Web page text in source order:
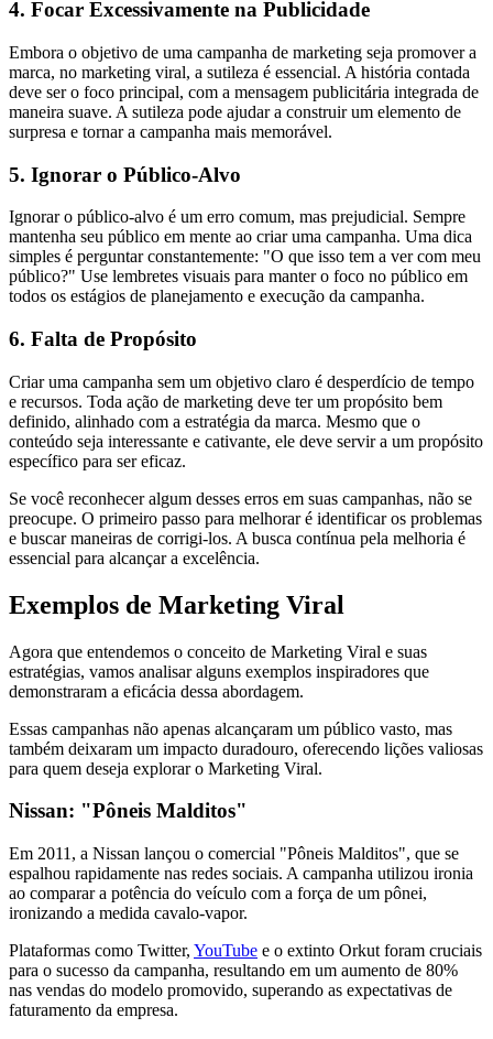
4. Focar Excessivamente na Publicidade
Embora o objetivo de uma campanha de marketing seja promover a
marca, no marketing viral, a sutileza é essencial. A história contada
deve ser o foco principal, com a mensagem publicitária integrada de
maneira suave. A sutileza pode ajudar a construir um elemento de
surpresa e tornar a campanha mais memorável.
5. Ignorar o Público-Alvo
Ignorar o público-alvo é um erro comum, mas prejudicial. Sempre
mantenha seu público em mente ao criar uma campanha. Uma dica
simples é perguntar constantemente: "O que isso tem a ver com meu
público?" Use lembretes visuais para manter o foco no público em
todos os estágios de planejamento e execução da campanha.
6. Falta de Propósito
Criar uma campanha sem um objetivo claro é desperdício de tempo
e recursos. Toda ação de marketing deve ter um propósito bem
definido, alinhado com a estratégia da marca. Mesmo que o
conteúdo seja interessante e cativante, ele deve servir a um propósito
específico para ser eficaz.
Se você reconhecer algum desses erros em suas campanhas, não se
preocupe. O primeiro passo para melhorar é identificar os problemas
e buscar maneiras de corrigi-los. A busca contínua pela melhoria é
essencial para alcançar a excelência.
Exemplos de Marketing Viral
Agora que entendemos o conceito de Marketing Viral e suas
estratégias, vamos analisar alguns exemplos inspiradores que
demonstraram a eficácia dessa abordagem.
Essas campanhas não apenas alcançaram um público vasto, mas
também deixaram um impacto duradouro, oferecendo lições valiosas
para quem deseja explorar o Marketing Viral.
Nissan: "Pôneis Malditos"
Em 2011, a Nissan lançou o comercial "Pôneis Malditos", que se
espalhou rapidamente nas redes sociais. A campanha utilizou ironia
ao comparar a potência do veículo com a força de um pônei,
ironizando a medida cavalo-vapor.
Plataformas como Twitter, YouTube e o extinto Orkut foram cruciais
para o sucesso da campanha, resultando em um aumento de 80%
nas vendas do modelo promovido, superando as expectativas de
faturamento da empresa.